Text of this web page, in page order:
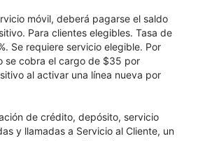
móvil, deberá pagarse el saldo
Para clientes elegibles. Tasa de
Se requiere servicio elegible. Por
se cobra el cargo de $35 por
al activar una línea nueva por
de crédito, depósito, servicio
y llamadas a Servicio al Cliente, un